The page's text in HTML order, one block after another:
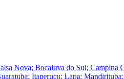
Nova; Bocaiuva do Sul;
Itaperucu; Lapa;